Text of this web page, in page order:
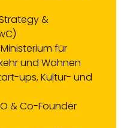
&
für
und Wohnen
ups, Kultur- und
& Co-Founder